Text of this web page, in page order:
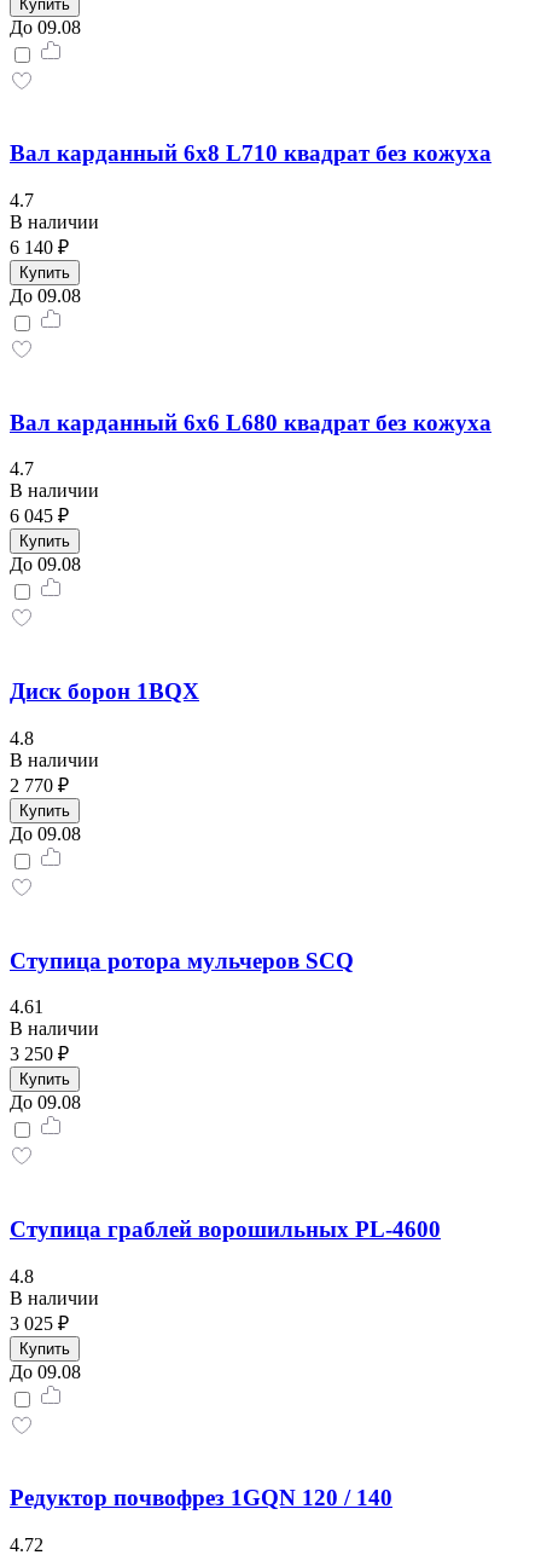
Купить
До 09.08
Вал карданный 6х8 L710 квадрат без кожуха
4.7
В наличии
6 140 ₽
Купить
До 09.08
Вал карданный 6х6 L680 квадрат без кожуха
4.7
В наличии
6 045 ₽
Купить
До 09.08
Диск борон 1BQX
4.8
В наличии
2 770 ₽
Купить
До 09.08
Ступица ротора мульчеров SCQ
4.61
В наличии
3 250 ₽
Купить
До 09.08
Ступица граблей ворошильных PL-4600
4.8
В наличии
3 025 ₽
Купить
До 09.08
Редуктор почвофрез 1GQN 120 / 140
4.72